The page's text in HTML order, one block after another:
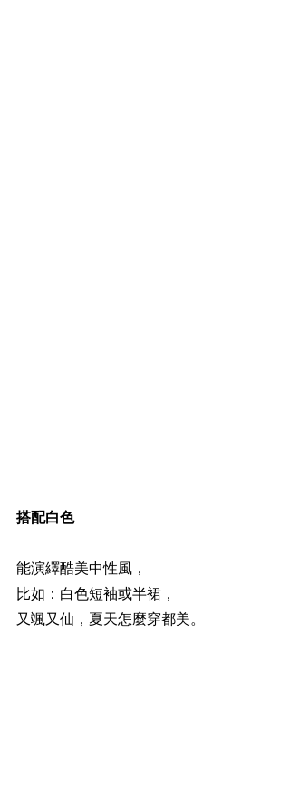
搭配白色
能演繹酷美中性風，
比如：白色短袖或半裙，
又颯又仙，夏天怎麼穿都美。